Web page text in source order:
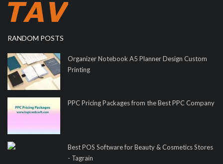
RANDOM POSTS
Organizer Notebook A5 Planner Design Custom
Printing
PPC Pricing Packages from the Best PPC Company
Best POS Software for Beauty & Cosmetics Stores
- Tagrain